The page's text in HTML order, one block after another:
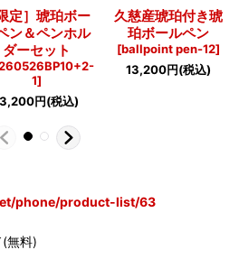
限定］琥珀ボー
ン＆ペンホル
ダーセット
1]
円(税込)
久慈産琥珀付き琥
珀ボールペン
[ballpoint pen-12]
13,200円(税込)
phone/product-list/63
無料)